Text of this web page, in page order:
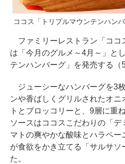
ココス「トリプルマウンテンハン
ファミリーレストラン「ココ
は「今月のグルメ～4月～」と
テンハンバーグ」を発売する（
ジューシーなハンバーグを3
ンや香ばしくグリルされたオ
トとブロッコリーと、9層に重
ソースはココスこだわりの「デ
マトの爽やかな酸味とハラペー
が食欲をかき立てる「サルサソ
た。